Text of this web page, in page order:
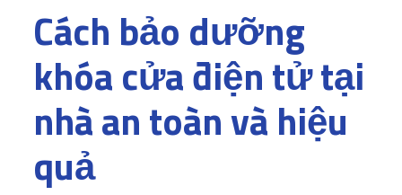
Cách bảo dưỡng
khóa cửa điện tử tại
nhà an toàn và hiệu
quả